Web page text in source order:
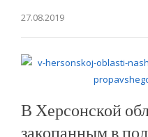
27.08.2019
В Херсонской
закопанным в